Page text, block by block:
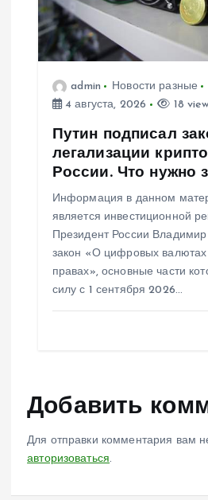
admin
Новости разные
4 августа, 2026
18
Путин подписал
легализации
России. Что нужно
Информация в данном
является инвестиционной
Президент России
закон «О цифровых
правах», основные части
силу с 1 сентября 2026…
Добавить
Для отправки комментария вам
авторизоваться.